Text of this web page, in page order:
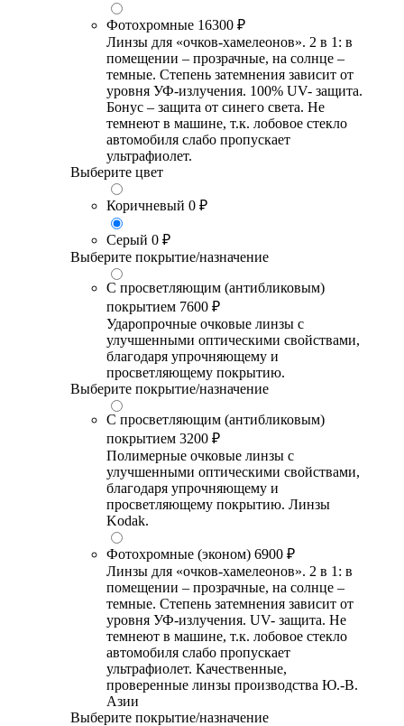
Фотохромные 16300 ₽
Линзы для «очков-хамелеонов». 2 в 1: в
помещении – прозрачные, на солнце –
темные. Степень затемнения зависит от
уровня УФ-излучения. 100% UV- защита.
Бонус – защита от синего света. Не
темнеют в машине, т.к. лобовое стекло
автомобиля слабо пропускает
ультрафиолет.
Выберите цвет
Коричневый 0 ₽
Серый 0 ₽
Выберите покрытие/назначение
С просветляющим (антибликовым)
покрытием 7600 ₽
Ударопрочные очковые линзы с
улучшенными оптическими свойствами,
благодаря упрочняющему и
просветляющему покрытию.
Выберите покрытие/назначение
С просветляющим (антибликовым)
покрытием 3200 ₽
Полимерные очковые линзы с
улучшенными оптическими свойствами,
благодаря упрочняющему и
просветляющему покрытию. Линзы
Kodak.
Фотохромные (эконом) 6900 ₽
Линзы для «очков-хамелеонов». 2 в 1: в
помещении – прозрачные, на солнце –
темные. Степень затемнения зависит от
уровня УФ-излучения. UV- защита. Не
темнеют в машине, т.к. лобовое стекло
автомобиля слабо пропускает
ультрафиолет. Качественные,
проверенные линзы производства Ю.-В.
Азии
Выберите покрытие/назначение